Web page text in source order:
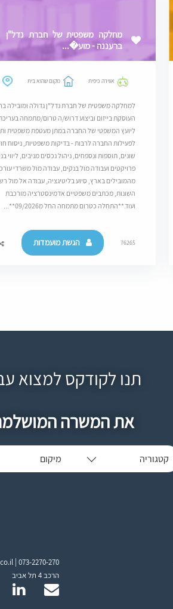
מחלקה משפטית של חברת נדל"ן
ברעננה - מוע�...
אווירה כיפית מקום שהוא בית
למחלקה משפטית של חברת נדל"ן גדולה ומובילה
העוסקת בייזום וביצוע דרוש/ה טרום/מתמחה בעריכת
ליועץ המשפטי של החברה במתן מעטפת משפטית
לפעילות החברה לרבות - בדיקות משפטיות, ניסוח
שונים, תוספות ונספחים, ניהול נכסים מניבים, ליווי
פרויקטים ועבודה מול בנקים, עבודה מול משרדי
מהמובילים בארץ, סיוע בליטיגציה, עבודה אל מול
השונות, מכתבים משפטיים אדמינסטרציה מורכבת
ועוד.**התחלה כטרום מתמחה החל מ09/2026**...
76265 הגשת מועמדות
תנו לקודקס למצוא
את המשרה
קטגוריה מיקום
| 073-2270-270
הרכב 4 תל אביב